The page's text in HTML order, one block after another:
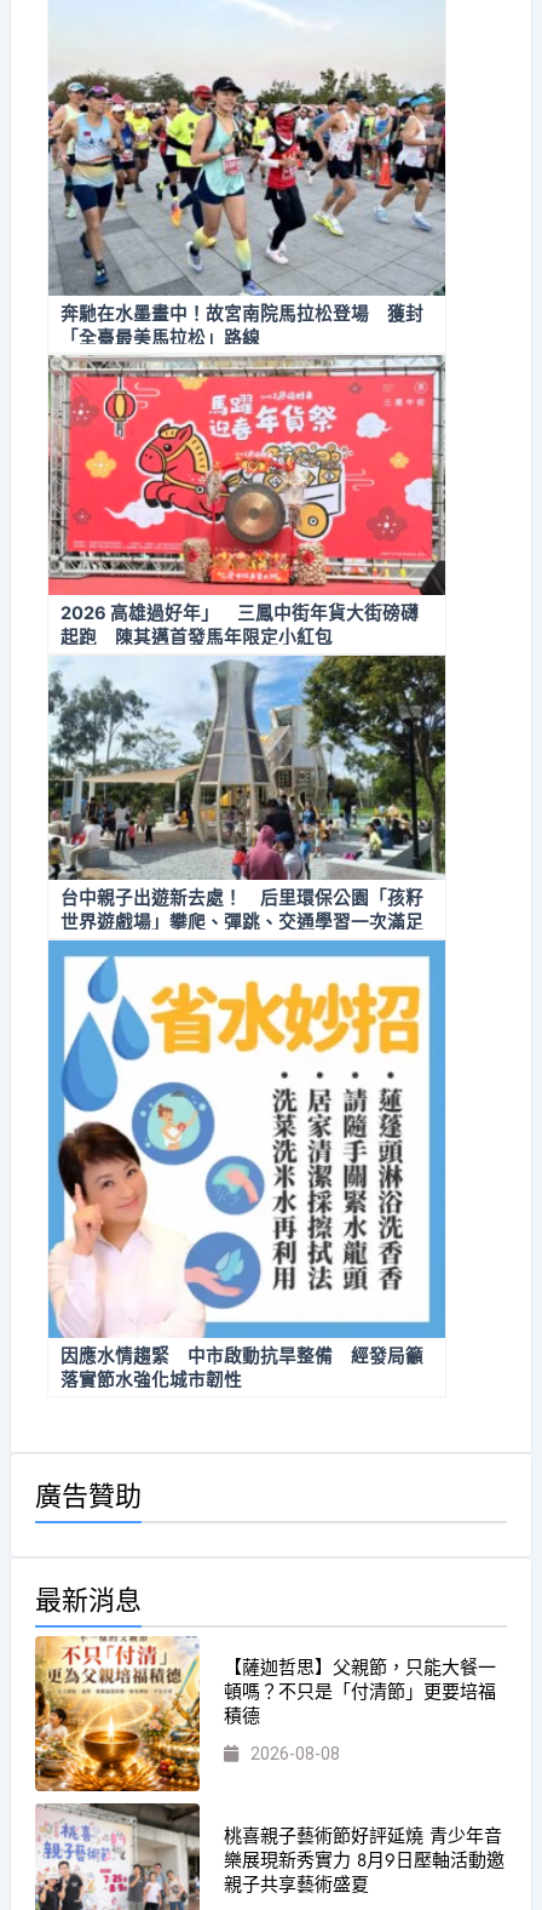
奔馳在水墨畫中！故宮南院馬拉松登場 獲封
「全臺最美馬拉松」路線
2026 高雄過好年」 三鳳中街年貨大街磅礴
起跑 陳其邁首發馬年限定小紅包
台中親子出遊新去處！ 后里環保公園「孩籽
世界遊戲場」攀爬、彈跳、交通學習一次滿足
因應水情趨緊 中市啟動抗旱整備 經發局籲
落實節水強化城市韌性
廣告贊助
最新消息
【薩迦哲思】父親節，只能大餐一
頓嗎？不只是「付清節」更要培福
積德
2026-08-08
桃喜親子藝術節好評延燒 青少年音
樂展現新秀實力 8月9日壓軸活動邀
親子共享藝術盛夏